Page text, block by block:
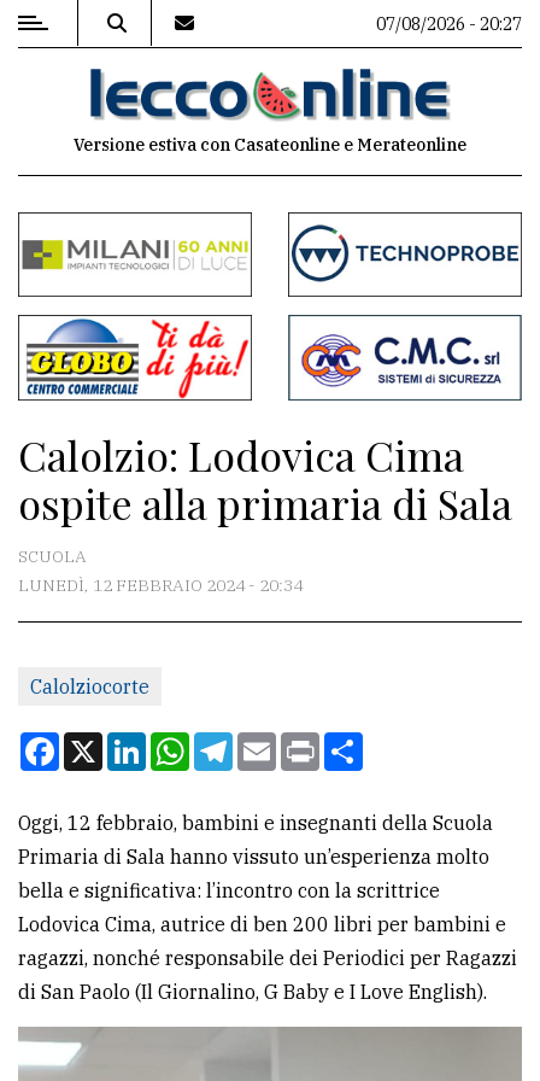
MENU
commenti
Contenuti
del
sito
Meteo
CONTATTI
Scrivici
Per
la
pubblicità
CERCA
Cerca
per
comune
07/08/2026 - 20:27
Versione estiva con Casateonline e Merateonline
Calolzio: Lodovica Cima
ospite alla primaria di Sala
SCUOLA
LUNEDÌ, 12 FEBBRAIO 2024 - 20:34
Calolziocorte
Facebook
X LinkedInWhatsApp
Telegram
EmailPrint
Oggi, 12 febbraio, bambini e insegnanti della Scuola
Primaria di Sala hanno vissuto un’esperienza molto
bella e significativa: l’incontro con la scrittrice
Lodovica Cima, autrice di ben 200 libri per bambini e
ragazzi, nonché responsabile dei Periodici per Ragazzi
di San Paolo (Il Giornalino, G Baby e I Love English).